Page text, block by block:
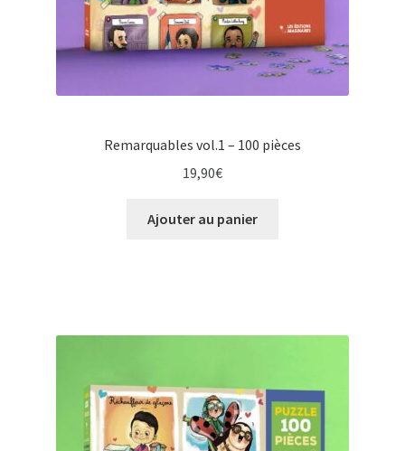
Remarquables vol.1 – 100 pièces
19,90€
Ajouter au panier